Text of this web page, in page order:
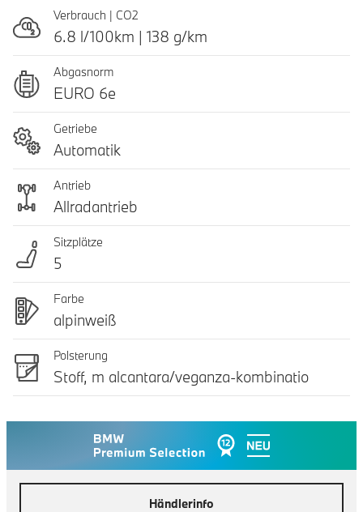
Verbrauch | CO2
6.8 l/100km | 138 g/km
Abgasnorm
EURO 6e
Getriebe
Automatik
Antrieb
Allradantrieb
Sitzplätze
5
Farbe
alpinweiß
Polsterung
Stoff, m alcantara/veganza-kombinatio
Händlerinfo